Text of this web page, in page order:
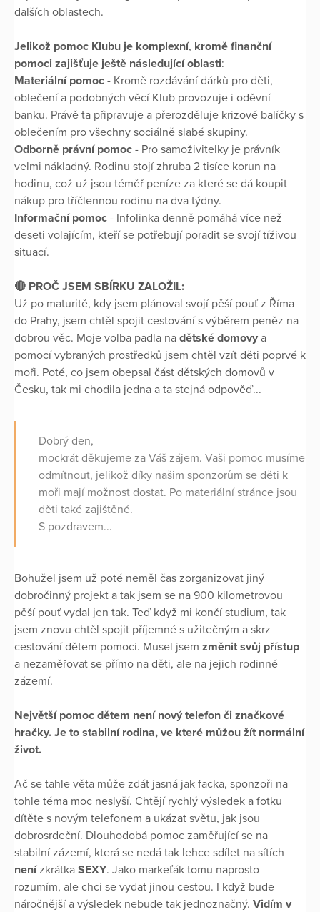
dalších oblastech.
Jelikož pomoc Klubu je komplexní, kromě finanční
pomoci zajišťuje ještě následující oblasti:
Materiální pomoc - Kromě rozdávání dárků pro děti,
oblečení a podobných věcí Klub provozuje i oděvní
banku. Právě ta připravuje a přerozděluje krizové balíčky s
oblečením pro všechny sociálně slabé skupiny.
Odborně právní pomoc - Pro samoživitelky je právník
velmi nákladný. Rodinu stojí zhruba 2 tisíce korun na
hodinu, což už jsou téměř peníze za které se dá koupit
nákup pro tříčlennou rodinu na dva týdny.
Informační pomoc - Infolinka denně pomáhá více než
deseti volajícím, kteří se potřebují poradit se svojí tíživou
situací.
🔴 PROČ JSEM SBÍRKU ZALOŽIL:
Už po maturitě, kdy jsem plánoval svojí pěší pouť z Říma
do Prahy, jsem chtěl spojit cestování s výběrem peněz na
dobrou věc. Moje volba padla na dětské domovy a
pomocí vybraných prostředků jsem chtěl vzít děti poprvé k
moři. Poté, co jsem obepsal část dětských domovů v
Česku, tak mi chodila jedna a ta stejná odpověď...
Dobrý den,
mockrát děkujeme za Váš zájem. Vaši pomoc musíme
odmítnout, jelikož díky našim sponzorům se děti k
moři mají možnost dostat. Po materiální stránce jsou
děti také zajištěné.
S pozdravem...
Bohužel jsem už poté neměl čas zorganizovat jiný
dobročinný projekt a tak jsem se na 900 kilometrovou
pěší pouť vydal jen tak. Teď když mi končí studium, tak
jsem znovu chtěl spojit příjemné s užitečným a skrz
cestování dětem pomoci. Musel jsem změnit svůj přístup
a nezaměřovat se přímo na děti, ale na jejich rodinné
zázemí.
Největší pomoc dětem není nový telefon či značkové
hračky. Je to stabilní rodina, ve které můžou žít normální
život.
Ač se tahle věta může zdát jasná jak facka, sponzoři na
tohle téma moc neslyší. Chtějí rychlý výsledek a fotku
dítěte s novým telefonem a ukázat světu, jak jsou
dobrosrdeční. Dlouhodobá pomoc zaměřující se na
stabilní zázemí, která se nedá tak lehce sdílet na sítích
nenízkrátka SEXY. Jako markeťák tomu naprosto
rozumím, ale chci se vydat jinou cestou. I když bude
náročnější a výsledek nebude tak jednoznačný. Vidím v